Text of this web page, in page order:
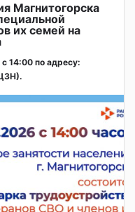
Магнитогорска
их семей на
14:00 по адресу: